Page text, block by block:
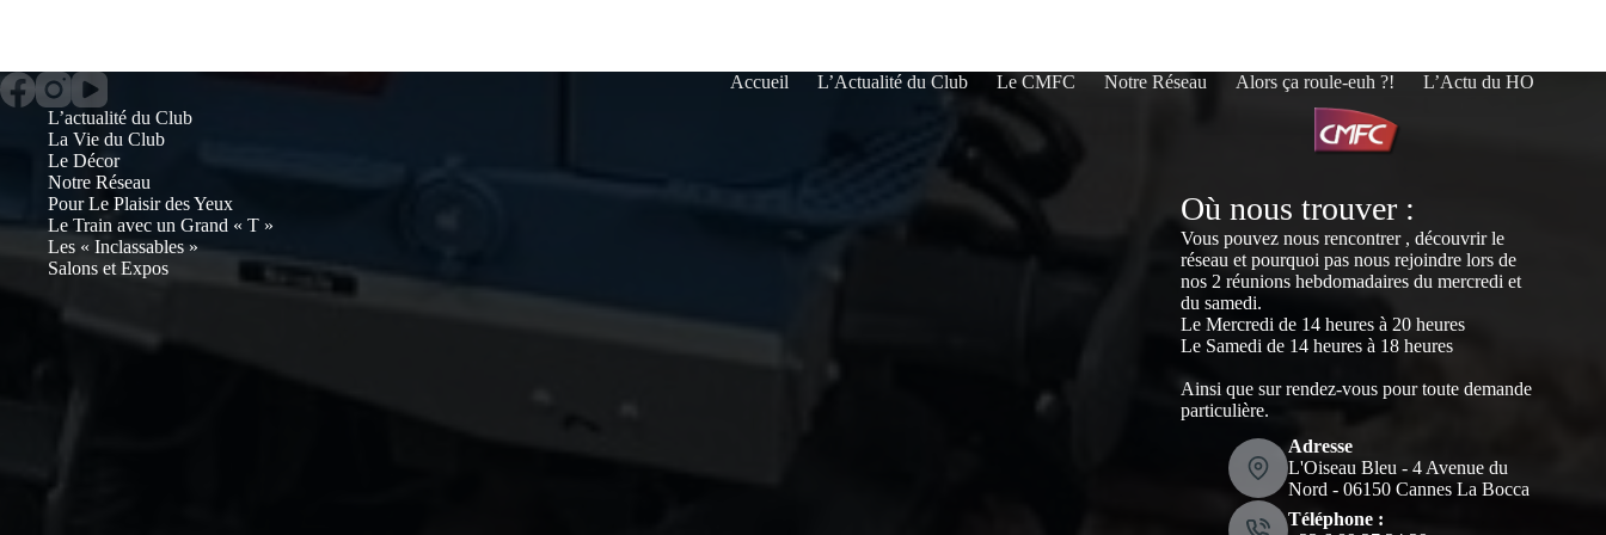
Accueil L’Actualité du Club Le CMFC Notre Réseau Alors ça roule-euh ?!
L’Actu du HO
L’actualité du Club
La Vie du Club
Le Décor
Notre Réseau
Pour Le Plaisir des Yeux
Le Train avec un Grand « T »
Les « Inclassables »
Salons et Expos
Où nous trouver :
Vous pouvez nous rencontrer , découvrir le
réseau et pourquoi pas nous rejoindre lors de
nos 2 réunions hebdomadaires du mercredi et
du samedi.
Le Mercredi de 14 heures à 20 heures
Le Samedi de 14 heures à 18 heures
Ainsi que sur rendez-vous pour toute demande
particulière.
Adresse
L'Oiseau Bleu - 4 Avenue du
Nord - 06150 Cannes La Bocca
Téléphone :